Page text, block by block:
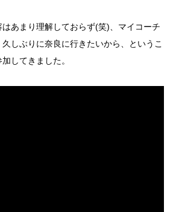
あまり理解しておらず(笑)、マイコーチ
しぶりに奈良に行きたいから、というこ
してきました。